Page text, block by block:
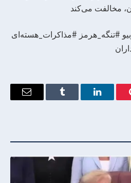
مخالفت می‌کند
#تنگه_هرمز #مذاکرات_هسته‌ای
LinkedIn
Tumblr
Email